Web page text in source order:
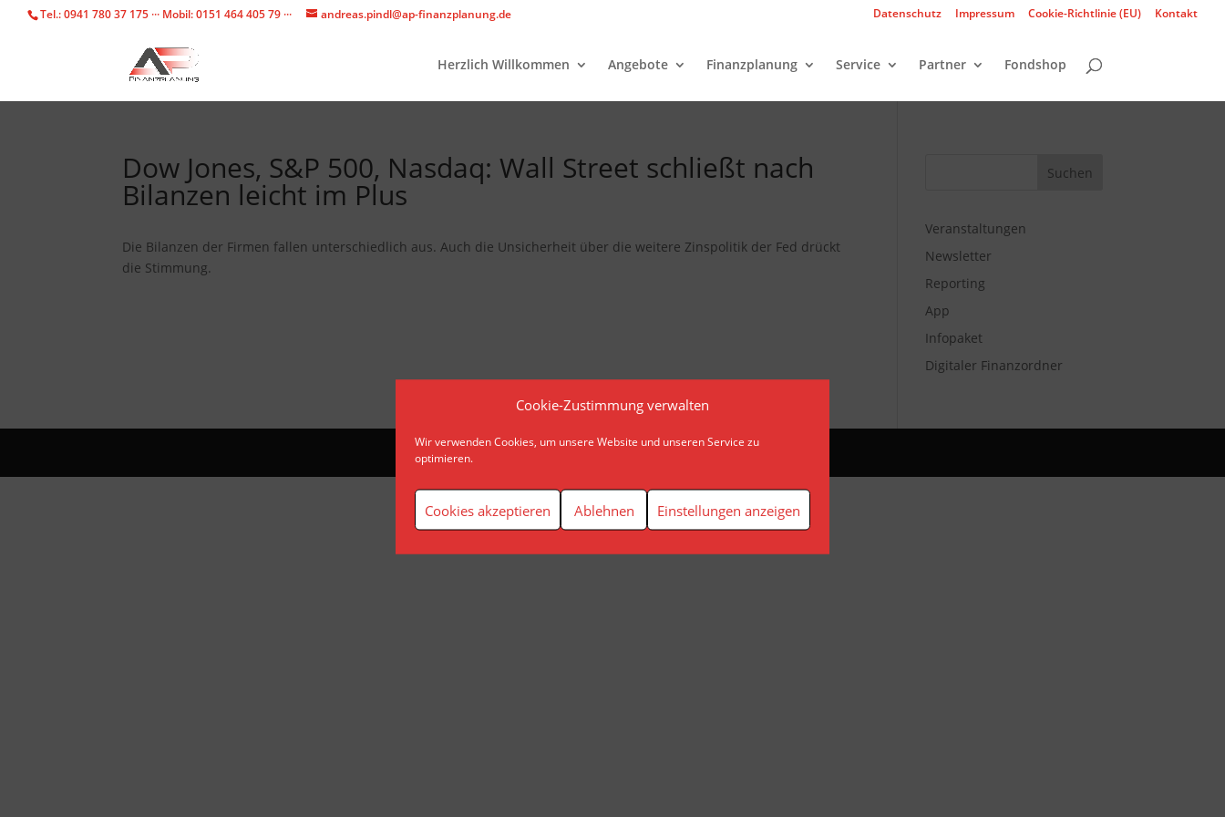
Cookie-Zustimmung verwalten
Wir verwenden Cookies, um unsere Website und unseren Service zu
optimieren.
Cookies akzeptieren Ablehnen Einstellungen anzeigen
Tel.: 0941 780 37 175 ··· Mobil: 0151 464 405 79 ··· andreas.pindl@ap-finanzplanung.de Datenschutz Impressum Cookie-Richtlinie (EU) Kontakt
Herzlich Willkommen Angebote Finanzplanung Service Partner Fondshop
Dow Jones, S&P 500, Nasdaq: Wall Street schließt nach
Bilanzen leicht im Plus
Die Bilanzen der Firmen fallen unterschiedlich aus. Auch die Unsicherheit über die weitere Zinspolitik der Fed drückt
die Stimmung.
Veranstaltungen
Newsletter
Reporting
App
Infopaket
Digitaler Finanzordner
© AP Finanzplanung Andreas Pindl